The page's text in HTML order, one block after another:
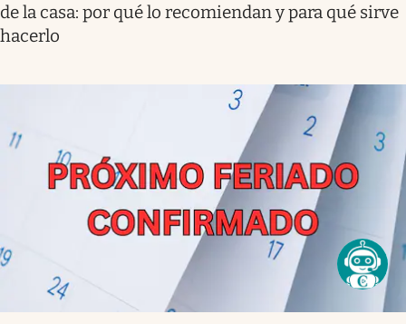
de la casa: por qué lo recomiendan y para qué sirve
hacerlo